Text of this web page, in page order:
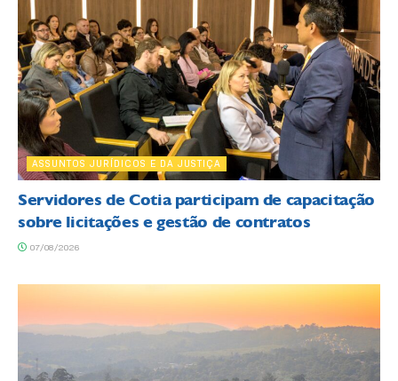
ASSUNTOS JURÍDICOS E DA JUSTIÇA
Servidores de Cotia participam de capacitação
sobre licitações e gestão de contratos
07/08/2026